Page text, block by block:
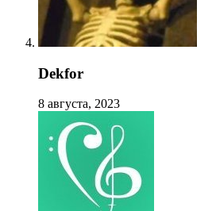
Dekfor
8 августа, 2023